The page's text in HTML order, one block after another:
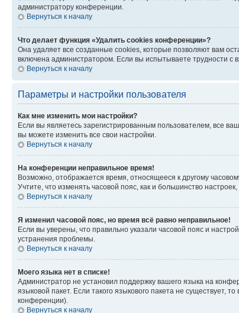
администратору конференции.
Вернуться к началу
Что делает функция «Удалить cookies конференции»?
Она удаляет все созданные cookies, которые позволяют вам
включена администратором. Если вы испытываете трудности
Вернуться к началу
Параметры и настройки пользователя
Как мне изменить мои настройки?
Если вы являетесь зарегистрированным пользователем, все
вы можете изменить все свои настройки.
Вернуться к началу
На конференции неправильное время!
Возможно, отображается время, относящееся к другому
Учтите, что изменять часовой пояс, как и большинство
Вернуться к началу
Я изменил часовой пояс, но время всё равно неправильное!
Если вы уверены, что правильно указали часовой пояс и
устранения проблемы.
Вернуться к началу
Моего языка нет в списке!
Администратор не установил поддержку вашего языка на
языковой пакет. Если такого языкового пакета не
конференции).
Вернуться к началу